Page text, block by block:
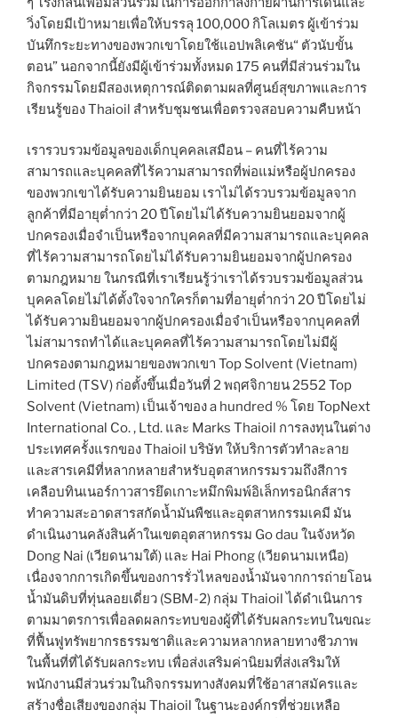
วิ่งโดยมีเป้าหมายเพื่อให้บรรลุ 100,000 กิโลเมตร ผู้เข้าร่วม
บันทึกระยะทางของพวกเขาโดยใช้แอปพลิเคชัน“ ตัวนับขั้น
ตอน” นอกจากนี้ยังมีผู้เข้าร่วมทั้งหมด 175 คนที่มีส่วนร่วมใน
กิจกรรมโดยมีสองเหตุการณ์ติดตามผลที่ศูนย์สุขภาพและการ
เรียนรู้ของ Thaioil สำหรับชุมชนเพื่อตรวจสอบความคืบหน้า
เรารวบรวมข้อมูลของเด็กบุคคลเสมือน – คนที่ไร้ความ
สามารถและบุคคลที่ไร้ความสามารถที่พ่อแม่หรือผู้ปกครอง
ของพวกเขาได้รับความยินยอม เราไม่ได้รวบรวมข้อมูลจาก
ลูกค้าที่มีอายุต่ำกว่า 20 ปีโดยไม่ได้รับความยินยอมจากผู้
ปกครองเมื่อจำเป็นหรือจากบุคคลที่มีความสามารถและบุคคล
ที่ไร้ความสามารถโดยไม่ได้รับความยินยอมจากผู้ปกครอง
ตามกฎหมาย ในกรณีที่เราเรียนรู้ว่าเราได้รวบรวมข้อมูลส่วน
บุคคลโดยไม่ได้ตั้งใจจากใครก็ตามที่อายุต่ำกว่า 20 ปีโดยไม่
ได้รับความยินยอมจากผู้ปกครองเมื่อจำเป็นหรือจากบุคคลที่
ไม่สามารถทำได้และบุคคลที่ไร้ความสามารถโดยไม่มีผู้
ปกครองตามกฎหมายของพวกเขา Top Solvent (Vietnam)
Limited (TSV) ก่อตั้งขึ้นเมื่อวันที่ 2 พฤศจิกายน 2552 Top
Solvent (Vietnam) เป็นเจ้าของ a hundred % โดย TopNext
International Co. , Ltd. และ Marks Thaioil การลงทุนในต่าง
ประเทศครั้งแรกของ Thaioil บริษัท ให้บริการตัวทำละลาย
และสารเคมีที่หลากหลายสำหรับอุตสาหกรรมรวมถึงสีการ
เคลือบทินเนอร์กาวสารยึดเกาะหมึกพิมพ์อิเล็กทรอนิกส์สาร
ทำความสะอาดสารสกัดน้ำมันพืชและอุตสาหกรรมเคมี มัน
ดำเนินงานคลังสินค้าในเขตอุตสาหกรรม Go dau ในจังหวัด
Dong Nai (เวียดนามใต้) และ Hai Phong (เวียดนามเหนือ)
เนื่องจากการเกิดขึ้นของการรั่วไหลของน้ำมันจากการถ่ายโอน
น้ำมันดิบที่ทุ่นลอยเดี่ยว (SBM-2) กลุ่ม Thaioil ได้ดำเนินการ
ตามมาตรการเพื่อลดผลกระทบของผู้ที่ได้รับผลกระทบในขณะ
ที่ฟื้นฟูทรัพยากรธรรมชาติและความหลากหลายทางชีวภาพ
ในพื้นที่ที่ได้รับผลกระทบ เพื่อส่งเสริมค่านิยมที่ส่งเสริมให้
พนักงานมีส่วนร่วมในกิจกรรมทางสังคมที่ใช้อาสาสมัครและ
สร้างชื่อเสียงของกลุ่ม Thaioil ในฐานะองค์กรที่ช่วยเหลือ